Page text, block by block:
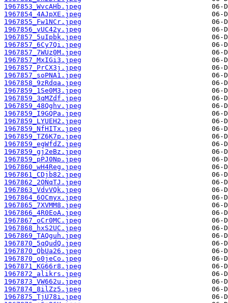
1967853_WvcAHb.jpeg
1967854_4AJpXE.jpeg
1967855_Fw1NCr.jpeg
1967856_vUC42y.jpeg
1967857_5uIpbk.jpeg
1967857_6Cy7Qi.jpeg
1967857_7WUz0M.jpeg
1967857_MxIGi3.jpeg
1967857_PrCX3j.jpeg
1967857_soPNA1.jpeg
1967858_9zRdqa.jpeg
1967859_1Se0M3.jpeg
1967859_3qMZdf.jpeg
1967859_48Qghv.jpeg
1967859_I9GQPa.jpeg
1967859_LYUEH2.jpeg
1967859_NfHITx.jpeg
1967859_TZ6K7p.jpeg
1967859_egWfdZ.jpeg
1967859_gj2eBz.jpeg
1967859_pPJ0Np.jpeg
1967860_wH4Reg.jpeg
1967861_CDjb82.jpeg
1967862_2ONqTJ.jpeg
1967863_VdvVQk.jpeg
1967864_6OCmyx.jpeg
1967865_7XVMM8.jpeg
1967866_4R0EoA.jpeg
1967867_oCr0MC.jpeg
1967868_hxS2UC.jpeg
1967869_TAQguh.jpeg
1967870_5qQudQ.jpeg
1967870_QbUa26.jpeg
1967870_o0jeCo.jpeg
1967871_KG66r8.jpeg
1967872_alikrs.jpeg
1967873_VW662u.jpeg
1967874_8ilZz5.jpeg
1967875_TjU78i.jpeg